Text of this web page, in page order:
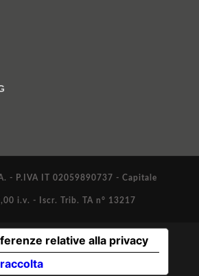
- P.IVA IT 02059890737 - Capitale
i.v. - Iscr. Trib. TA n° 13217
relative alla privacy